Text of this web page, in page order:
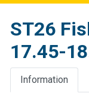
ST26
17.45-
Information